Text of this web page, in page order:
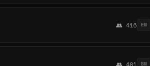
👥 416 EN
👥 401 BN